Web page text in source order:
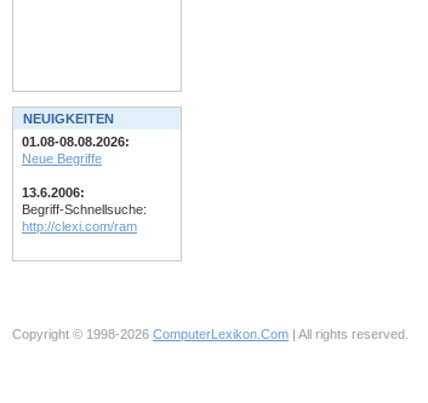
NEUIGKEITEN
01.08-08.08.2026:
Neue Begriffe
13.6.2006:
Begriff-Schnellsuche:
http://clexi.com/ram
Copyright © 1998-2026 ComputerLexikon.Com | All rights reserved.